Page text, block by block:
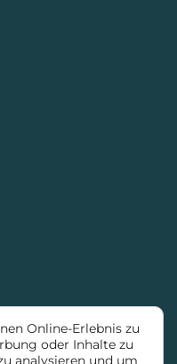
Online-Erlebnis zu
oder Inhalte zu
analysieren und um